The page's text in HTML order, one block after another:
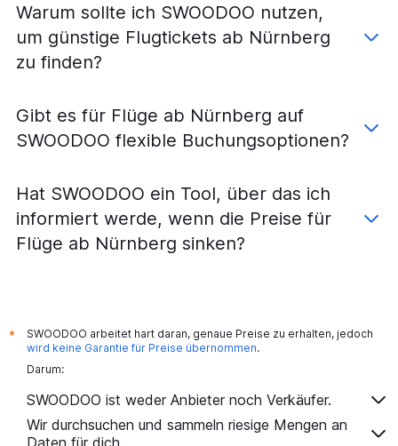
Warum sollte ich SWOODOO nutzen,
um günstige Flugtickets ab Nürnberg
zu finden?
Gibt es für Flüge ab Nürnberg auf
SWOODOO flexible Buchungsoptionen?
Hat SWOODOO ein Tool, über das ich
informiert werde, wenn die Preise für
Flüge ab Nürnberg sinken?
*
SWOODOO arbeitet hart daran, genaue Preise zu erhalten, jedoch
wird keine Garantie für Preise übernommen.
Darum:
SWOODOO ist weder Anbieter noch Verkäufer.
Wir durchsuchen und sammeln riesige Mengen an
Daten für dich.